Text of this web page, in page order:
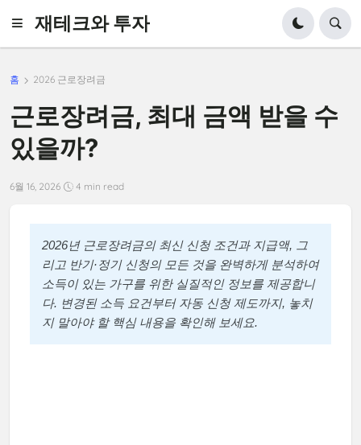
재테크와 투자
홈 2026 근로장려금
근로장려금, 최대 금액 받을 수
있을까?
6월 16, 2026 4 min read
2026년 근로장려금의 최신 신청 조건과 지급액, 그
리고 반기·정기 신청의 모든 것을 완벽하게 분석하여
소득이 있는 가구를 위한 실질적인 정보를 제공합니
다. 변경된 소득 요건부터 자동 신청 제도까지, 놓치
지 말아야 할 핵심 내용을 확인해 보세요.